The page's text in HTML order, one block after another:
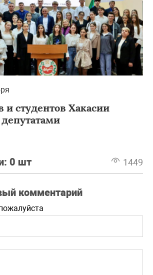
студентов Хакасии
0 шт 1449
комментарий